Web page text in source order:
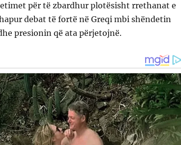
për të zbardhur plotësisht rrethanat e
debat të fortë në Greqi mbi shëndetin
presionin që ata përjetojnë.